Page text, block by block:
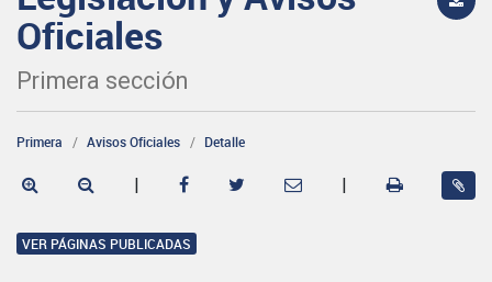
Oficiales
Primera sección
Primera Avisos Oficiales Detalle
| |
VER PÁGINAS PUBLICADAS